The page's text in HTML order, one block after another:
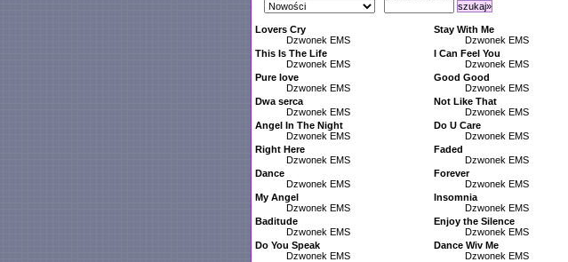
szukaj»
Lovers Cry
Dzwonek EMS
Stay With Me
Dzwonek EMS
This Is The Life
Dzwonek EMS
I Can Feel You
Dzwonek EMS
Pure love
Dzwonek EMS
Good Good
Dzwonek EMS
Dwa serca
Dzwonek EMS
Not Like That
Dzwonek EMS
Angel In The Night
Dzwonek EMS
Do U Care
Dzwonek EMS
Right Here
Dzwonek EMS
Faded
Dzwonek EMS
Dance
Dzwonek EMS
Forever
Dzwonek EMS
My Angel
Dzwonek EMS
Insomnia
Dzwonek EMS
Baditude
Dzwonek EMS
Enjoy the Silence
Dzwonek EMS
Do You Speak
Dzwonek EMS
Dance Wiv Me
Dzwonek EMS